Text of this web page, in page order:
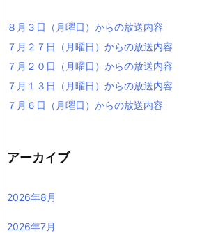
８月３日（月曜日）からの放送内容
７月２７日（月曜日）からの放送内容
７月２０日（月曜日）からの放送内容
７月１３日（月曜日）からの放送内容
７月６日（月曜日）からの放送内容
アーカイブ
2026年8月
2026年7月